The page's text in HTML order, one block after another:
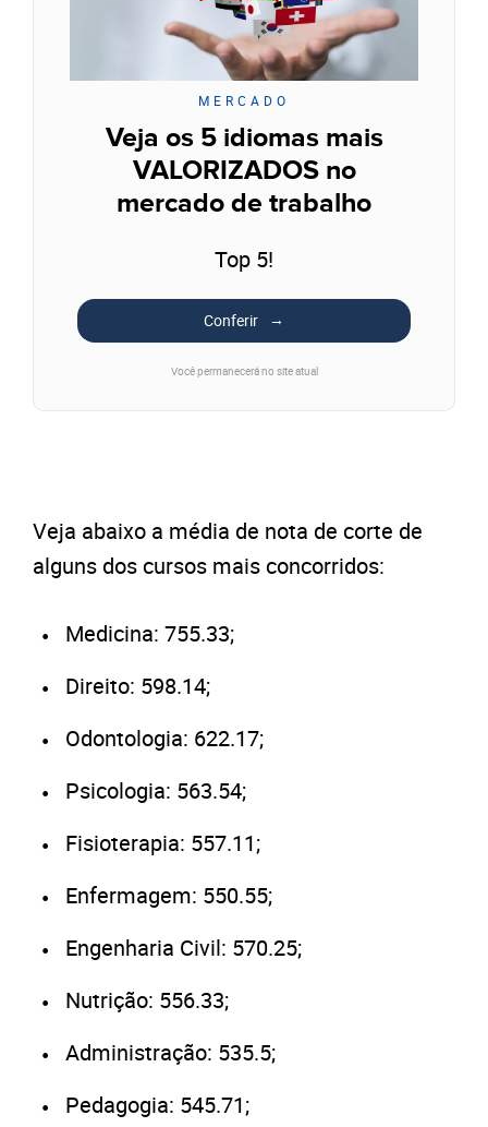
MERCADO
Veja os 5 idiomas mais
VALORIZADOS no
mercado de trabalho
Top 5!
Conferir
Você permanecerá no site atual
Veja abaixo a média de nota de corte de
alguns dos cursos mais concorridos:
Medicina: 755.33;
Direito: 598.14;
Odontologia: 622.17;
Psicologia: 563.54;
Fisioterapia: 557.11;
Enfermagem: 550.55;
Engenharia Civil: 570.25;
Nutrição: 556.33;
Administração: 535.5;
Pedagogia: 545.71;